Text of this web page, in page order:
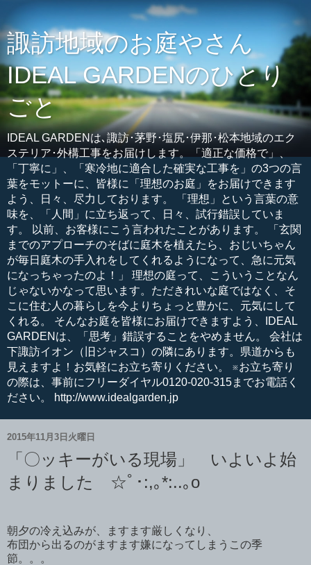
諏訪地域のお庭やさん
IDEAL GARDENのひとり
ごと
IDEAL GARDENは､諏訪･茅野･塩尻･伊那･松本地域のエク
ステリア･外構工事をお届けします。「適正な価格で」、
「丁寧に」、「寒冷地に適合した確実な工事を」の3つの言
葉をモットーに、皆様に「理想のお庭」をお届けできます
よう、日々、尽力しております。 「理想」という言葉の意
味を、「人間」に立ち返って、日々、試行錯誤していま
す。 以前、お客様にこう言われたことがあります。 「玄関
までのアプローチのそばに庭木を植えたら、おじいちゃん
が毎日庭木の手入れをしてくれるようになって、急に元気
になっちゃったのよ！」 理想の庭って、こういうことなん
じゃないかなって思います。ただきれいな庭ではなく、そ
こに住む人の暮らしを今よりちょっと豊かに、元気にして
くれる。 そんなお庭を皆様にお届けできますよう、IDEAL
GARDENは、「思考」錯誤することをやめません。 会社は
下諏訪イオン（旧ジャスコ）の隣にあります。県道からも
見えますよ！お気軽にお立ち寄りください。 ※お立ち寄り
の際は、事前にフリーダイヤル0120-020-315までお電話く
ださい。 http://www.idealgarden.jp
2015年11月3日火曜日
「〇ッキーがいる現場」 いよいよ始
まりました ☆ﾟ･:,｡*:..｡o
朝夕の冷え込みが、ますます厳しくなり、
布団から出るのがますます嫌になってしまうこの季
節。。。